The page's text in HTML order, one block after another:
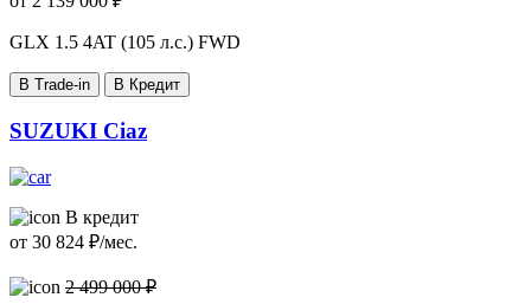
GLX 1.5 4AT (105 л.с.) FWD
В Trade-in В Кредит
SUZUKI Ciaz
В кредит
от 30 824 ₽/мес.
2 499 000 ₽